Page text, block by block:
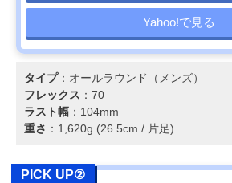
Yahoo!で見る
タイプ：オールラウンド（メンズ）
フレックス ：70
ラスト幅 ：104mm
重さ ：1,620g (26.5cm / 片足)
PICK UP②